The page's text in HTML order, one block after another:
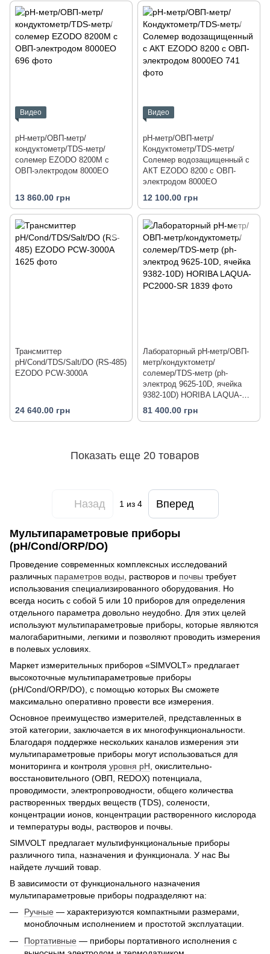
Видео
pH-метр/ОВП-метр/
кондуктометр/TDS-метр/
солемер EZODO 8200M с
ОВП-электродом 8000EO
13 860.00 грн
Видео
рН-метр/ОВП-метр/
Кондуктометр/TDS-метр/
Солемер водозащищенный с
АКТ EZODO 8200 с ОВП-
электродом 8000EO
12 100.00 грн
Трансмиттер
pH/Cond/TDS/Salt/DO (RS-485)
EZODO PCW-3000A
24 640.00 грн
Лабораторный pH-метр/ОВП-
метр/кондуктометр/
солемер/TDS-метр (ph-
электрод 9625-10D, ячейка
9382-10D) HORIBA LAQUA-
PC2000-SR
81 400.00 грн
Показать еще 20 товаров
Назад 1из 4 Вперед
Мультипараметровые приборы
(pH/Cond/ORP/DO)
Проведение современных комплексных исследований
различных параметров воды , растворов и почвы требует
использования специализированного оборудования. Но
всегда носить с собой 5 или 10 приборов для определения
отдельного параметра довольно неудобно. Для этих целей
используют мультипараметровые приборы, которые являются
малогабаритными, легкими и позволяют проводить измерения
в полевых условиях.
Маркет измерительных приборов «SIMVOLT» предлагает
высокоточные мультипараметровые приборы
(pH/Cond/ORP/DO), с помощью которых Вы сможете
максимально оперативно провести все измерения.
Основное преимущество измерителей, представленных в
этой категории, заключается в их многофункциональности.
Благодаря поддержке нескольких каналов измерения эти
мультипараметровые приборы могут использоваться для
мониторинга и контроля уровня pH , окислительно-
восстановительного (ОВП, REDOX) потенциала,
проводимости, электропроводности, общего количества
растворенных твердых веществ (TDS), солености,
концентрации ионов, концентрации растворенного кислорода
и температуры воды, растворов и почвы.
SIMVOLT предлагает мультифункциональные приборы
различного типа, назначения и функционала. У нас Вы
найдете лучший товар.
В зависимости от функционального назначения
мультипараметровые приборы подразделяют на:
Ручные — характеризуются компактными размерами,
моноблочным исполнением и простотой эксплуатации.
Портативные — приборы портативного исполнения с